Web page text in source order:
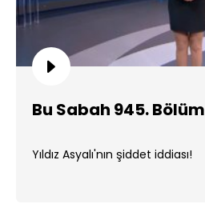
Bu Sabah 945. Bölüm
Yıldız Asyalı'nın şiddet iddiası!